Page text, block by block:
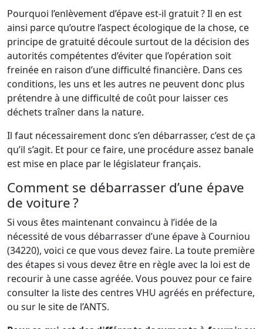
Pourquoi l’enlèvement d’épave est-il gratuit ? Il en est
ainsi parce qu’outre l’aspect écologique de la chose, ce
principe de gratuité découle surtout de la décision des
autorités compétentes d’éviter que l’opération soit
freinée en raison d’une difficulté financière. Dans ces
conditions, les uns et les autres ne peuvent donc plus
prétendre à une difficulté de coût pour laisser ces
déchets traîner dans la nature.
Il faut nécessairement donc s’en débarrasser, c’est de ça
qu’il s’agit. Et pour ce faire, une procédure assez banale
est mise en place par le législateur français.
Comment se débarrasser d’une épave
de voiture ?
Si vous êtes maintenant convaincu à l’idée de la
nécessité de vous débarrasser d’une épave à Courniou
(34220), voici ce que vous devez faire. La toute première
des étapes si vous devez être en règle avec la loi est de
recourir à une casse agréée. Vous pouvez pour ce faire
consulter la liste des centres VHU agréés en préfecture,
ou sur le site de l’ANTS.